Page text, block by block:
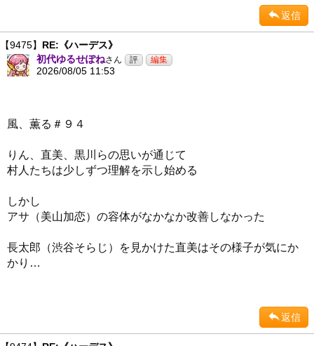
返信
【9475】 RE:《ハーデス》
初代ゆるせぽねさん
2026/08/05 11:53
風、薫る＃９４
りん、直美、黒川らの思いが通じて
村人たちは少しずつ理解を示し始める
しかし
アサ（美山加恋）の容体がなかなか改善しなかった
長太郎（渋谷そらじ）を見かけた直美はその様子が気にか
かり…
返信